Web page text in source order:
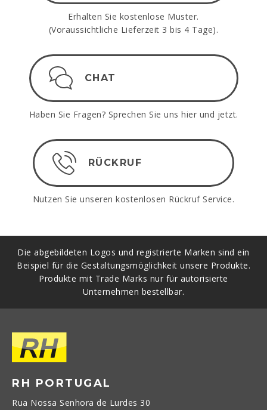
Erhalten Sie kostenlose Muster.
(Voraussichtliche Lieferzeit 3 bis 4 Tage).
CHAT
Haben Sie Fragen? Sprechen Sie uns hier und jetzt.
RÜCKRUF
Nutzen Sie unseren kostenlosen Rückruf Service.
Die abgebildeten Logos und registrierte Marken sind ein
Beispiel für die Gestaltungsmöglichkeit unsere Produkte.
Produkte mit Trade Marks nur für autorisierte
Unternehmen bestellbar.
RH PORTUGAL
Rua Nossa Senhora de Lurdes 30